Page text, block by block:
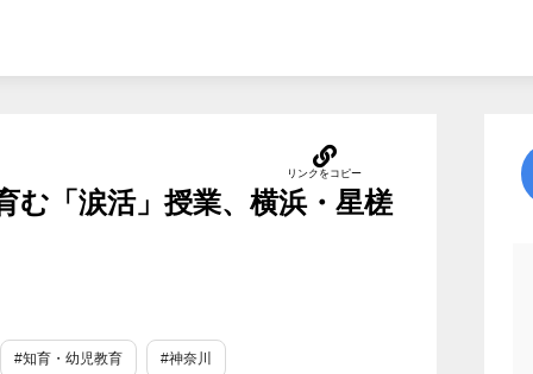
む「涙活」授業、横浜・星槎
#知育・幼児教育 #神奈川